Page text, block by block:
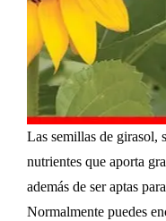
Las semillas de girasol,
nutrientes que aporta
además de ser aptas
Normalmente puedes